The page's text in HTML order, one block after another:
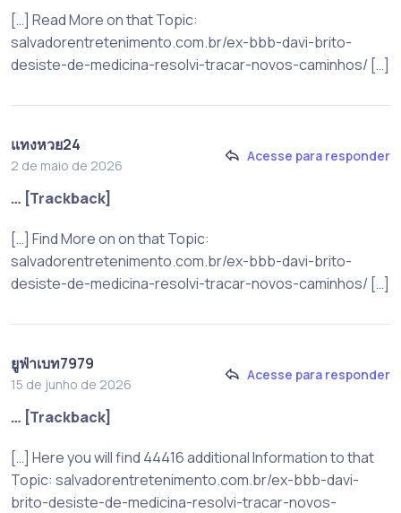
[…] Read More on that Topic:
salvadorentretenimento.com.br/ex-bbb-davi-brito-
desiste-de-medicina-resolvi-tracar-novos-caminhos/ […]
แทงหวย24
2 de maio de 2026
Acesse para responder
… [Trackback]
[…] Find More on on that Topic:
salvadorentretenimento.com.br/ex-bbb-davi-brito-
desiste-de-medicina-resolvi-tracar-novos-caminhos/ […]
ยูฟ่าเบท7979
15 de junho de 2026
Acesse para responder
… [Trackback]
[…] Here you will find 44416 additional Information to that
Topic: salvadorentretenimento.com.br/ex-bbb-davi-
brito-desiste-de-medicina-resolvi-tracar-novos-